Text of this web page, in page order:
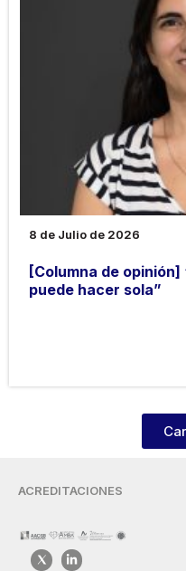
8 de Julio de 2026
[Columna de
puede hacer sola”
ACREDITACIONES